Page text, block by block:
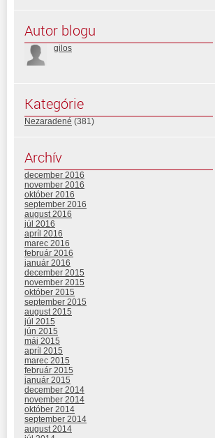
Autor blogu
gilos
Kategórie
Nezaradené (381)
Archív
december 2016
november 2016
október 2016
september 2016
august 2016
júl 2016
apríl 2016
marec 2016
február 2016
január 2016
december 2015
november 2015
október 2015
september 2015
august 2015
júl 2015
jún 2015
máj 2015
apríl 2015
marec 2015
február 2015
január 2015
december 2014
november 2014
október 2014
september 2014
august 2014